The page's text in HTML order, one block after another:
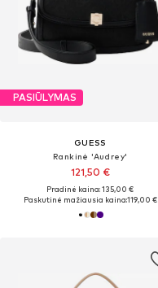
PASIŪLYMAS
GUESS
Rankinė 'Audrey'
121,50 €
Pradinė kaina: 135,00 €
Paskutinė mažiausia kaina:119,00 €